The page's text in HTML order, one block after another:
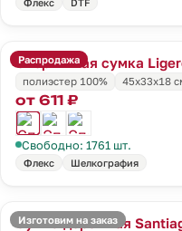
Распродажа
Спортивная сумка
полиэстер 100%
45х33х18
от 611 ₽
Свободно: 1761 шт.
Флекс Шелкография
Изготовим на заказ
Сумка дорожная